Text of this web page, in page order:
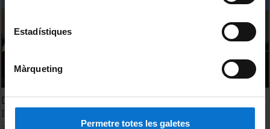
Estadístiques
Màrqueting
Permetre totes les galetes
Doble entrada de la RSC en Clece: SA 8000 y Técnico de
Inserción Laboral